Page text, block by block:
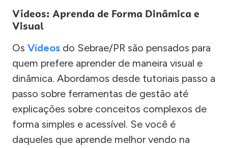
Vídeos: Aprenda de Forma Dinâmica e
Visual
Os Vídeos do Sebrae/PR são pensados para
quem prefere aprender de maneira visual e
dinâmica. Abordamos desde tutoriais passo a
passo sobre ferramentas de gestão até
explicações sobre conceitos complexos de
forma simples e acessível. Se você é
daqueles que aprende melhor vendo na